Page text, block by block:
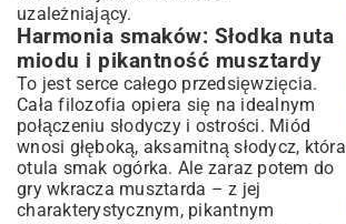
Przygotowanie ogórków i słoików
Tworzenie aromatycznej zalewy
musztardowo-miodowej
Pasteryzacja: Klucz do długotrwałej
świeżości
Wskazówki i triki dla doskonałych
przetworów
Najczęstsze błędy i jak ich unikać
Jak dopasować przepis do swoich
uzależniający.
Harmonia smaków: Słodka nuta
miodu i pikantność musztardy
To jest serce całego przedsięwzięcia.
Cała filozofia opiera się na idealnym
połączeniu słodyczy i ostrości. Miód
wnosi głęboką, aksamitną słodycz, która
otula smak ogórka. Ale zaraz potem do
gry wkracza musztarda – z jej
charakterystycznym, pikantnym